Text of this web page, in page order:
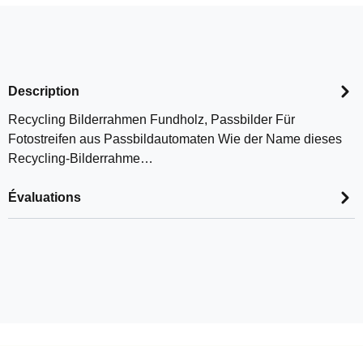
Description
Recycling Bilderrahmen Fundholz, Passbilder Für
Fotostreifen aus Passbildautomaten Wie der Name dieses
Recycling-Bilderrahme…
Évaluations